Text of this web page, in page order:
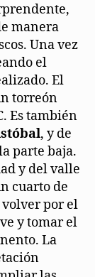
manera
Una vez
el
El
torreón
Es también
, y de
parte baja.
y del valle
cuarto de
por el
y tomar el
La